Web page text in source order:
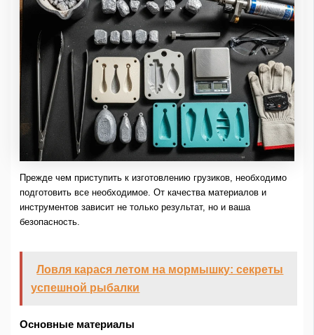
Прежде чем приступить к изготовлению грузиков, необходимо
подготовить все необходимое. От качества материалов и
инструментов зависит не только результат, но и ваша
безопасность.
Ловля карася летом на мормышку: секреты
успешной рыбалки
Основные материалы